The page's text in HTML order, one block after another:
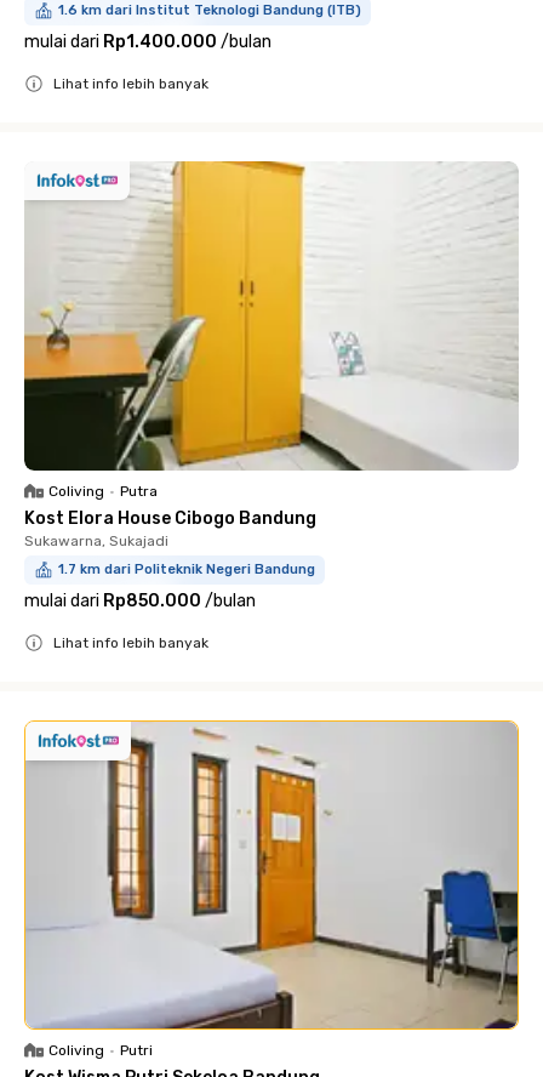
1.6 km dari Institut Teknologi Bandung (ITB)
mulai dari Rp1.400.000 /bulan
Lihat info lebih banyak
Coliving • Putra
Kost Elora House Cibogo Bandung
Sukawarna, Sukajadi
1.7 km dari Politeknik Negeri Bandung
mulai dari Rp850.000 /bulan
Lihat info lebih banyak
Coliving • Putri